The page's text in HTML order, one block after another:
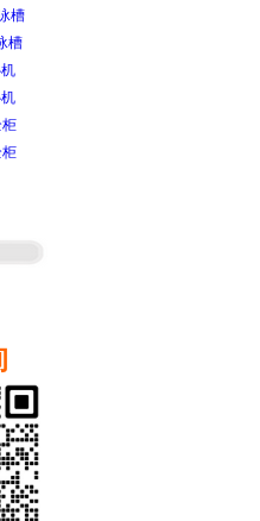
槽
槽
柜
槽
槽